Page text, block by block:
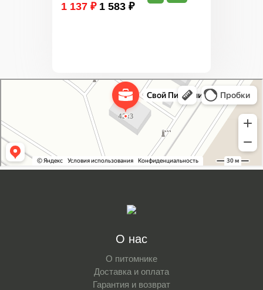
1 137 ₽ 1 583 ₽
Питомник растений в Москве
О нас
О питомнике
Доставка и оплата
Гарантия и возврат